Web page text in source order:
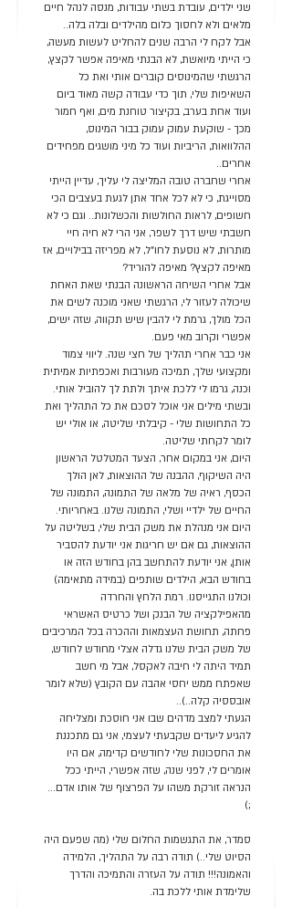
שני ילדים, עובדת בשתי עבודות, מנסה לנהל חיים
מלאים ולא לחסוך כלום מהילדים ובלה בלה..
אבל לקח לי הרבה שנים להחליט לעשות מעשה,
כי הייתי מיואשת, לא הבנתי מאיפה אפשר לקצץ,
הרגשתי שהמינוסים קוברים אותי ואת כל
השאיפות שלי, תוך כדי עבודה קשה מאוד ביום
ועוד אחת בערב, בקיצור טוחנת מים, ואף חמור
מכך - שוקעת עמוק עמוק בבור המינוס,
ההלוואות, הריביות ועוד כל מיני מושגים מפחידים
אחרים..
אחרי שחברה טובה המליצה לי עליך, עדיין הייתי
מסוייגת, כי לא לכל אחד אתן לגעת בעצבים הכי
חשופים, לראות החולשות והכשלונות.. וגם כי לא
חשבתי שיש דרך לשפר, אני הרי לא חיה חיי
מותרות, לא נוסעת לחו"ל, לא מפריזה בבילויים, אז
מאיפה לקצץ? מאיפה להוריד?
אבל אחרי השיחה הראשונה הבנתי שאת האחת
שיכולה לעזור לי, הרגשתי שאני מוכנה לשים את
הכל מולך, גרמת לי להבין שיש תקווה, שזה ישים,
אפשרי וקרוב מאי פעם.
אני כבר אחרי תהליך של חצי שנה. ליווי צמוד
ומקצועי שלך, תמיכה מעורבות ואכפתיות אמיתית
וכנה, גרמו לי ללכת איתך ולתת לך להוביל אותי.
ובשתי מילים אני אוכל לסכם את כל התהליך ואת
כל התחושות שלי - קיבלתי שליטה, או אולי יש
לומר לקחתי שליטה.
היום, אני במקום אחר, הצעד המטלטל הראשון
היה השיקוף, ההבנה של ההוצאות, לאן הולך
הכסף, ראיה של מלאה של התמונה, התמונה של
החיים של ילדיי ושלי, התמונה שלנו. באחריותי.
היום אני מנהלת את משק הבית שלי, בשליטה על
ההוצאות, גם אם יש חריגות אני יודעת להסביר
אותן, אני יודעת להתחשב בהן בחודש הזה או
בחודש הבא, הילדים שותפים (במידה מתאימה)
וכולנו התגייסנו. רמת הלחץ והחרדה
מהאפילקציה של הבנק ושל כרטיס האשראי
פחתה, תחושת העצמאות וההכרה בכל המרכיבים
של משק הבית שלנו גדלה אצלי מחודש לחודש,
תמיד היתה לי חיבה לאקסל, אבל מי חשב
שאפתח ממש יחסי אהבה עם הקובץ (שלא לומר
אובססיה קלה..)..
הגעתי למצב מדהים שבו אני חוסכת ומצליחה
להגיע ליעדים שקבעתי לעצמי, אני גם מתכננת
את החסכונות שלי לחודשים קדימה, אם היו
אומרים לי, לפני שנה, שזה אפשרי, הייתי ככל
הנראה זורקת משהו על הפרצוף של אותו אדם...
;)
סמדר, את התגשמות החלום שלי (מה שפעם היה
הסיוט שלי..) תודה רבה על התהליך, הלמידה
והאמונה!!! תודה על העזרה והתמיכה והדרך
שלימדת אותי ללכת בה.